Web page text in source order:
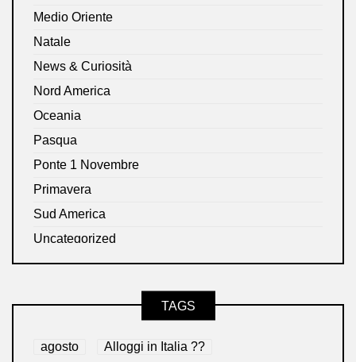
Medio Oriente
Natale
News & Curiosità
Nord America
Oceania
Pasqua
Ponte 1 Novembre
Primavera
Sud America
Uncategorized
TAGS
agosto
Alloggi in Italia ??